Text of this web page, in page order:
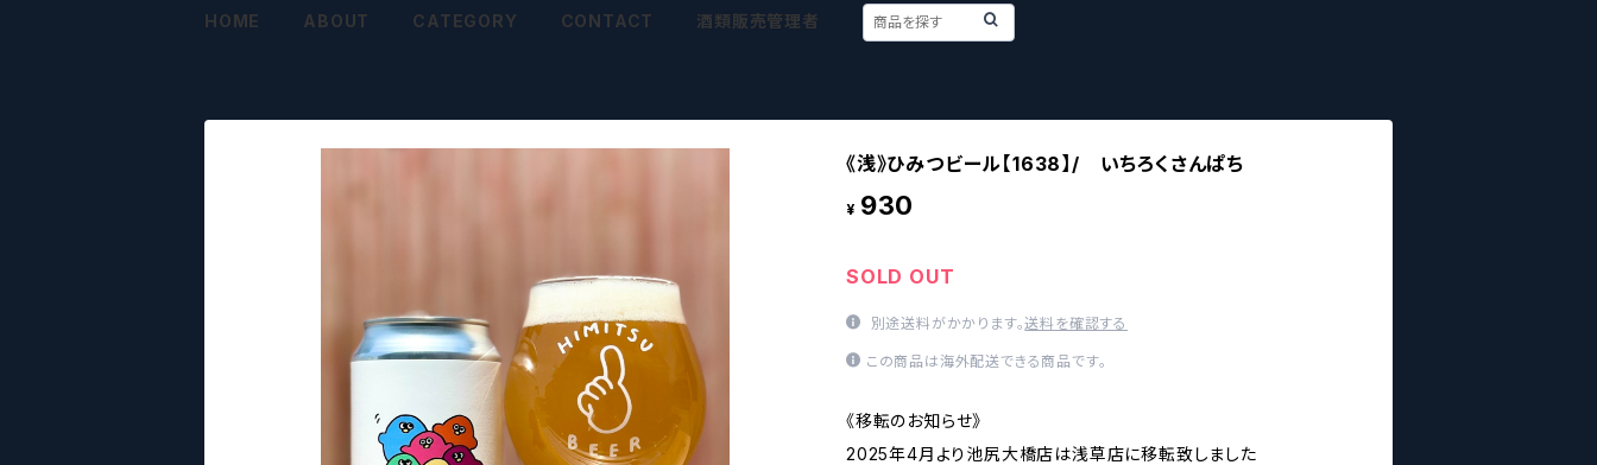
HOME ABOUT CATEGORY CONTACT 酒類販売管理者
《浅》ひみつビール【1638】/ いちろくさんぱち
¥ 930
SOLD OUT
別途送料がかかります。送料を確認する
この商品は海外配送できる商品です。
《移転のお知らせ》
2025年4月より池尻大橋店は浅草店に移転致しました